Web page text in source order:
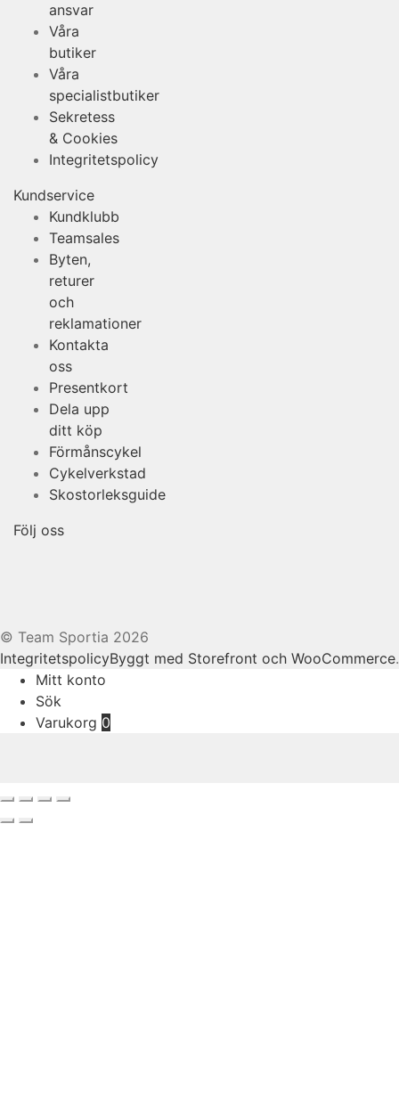
ansvar
Våra
butiker
Våra
specialistbutiker
Sekretess
& Cookies
Integritetspolicy
Kundservice
Kundklubb
Teamsales
Byten,
returer
och
reklamationer
Kontakta
oss
Presentkort
Dela upp
ditt köp
Förmånscykel
Cykelverkstad
Skostorleksguide
Följ oss
© Team Sportia 2026
IntegritetspolicyByggt med Storefront och WooCommerce.
Mitt konto
Sök
Varukorg 0